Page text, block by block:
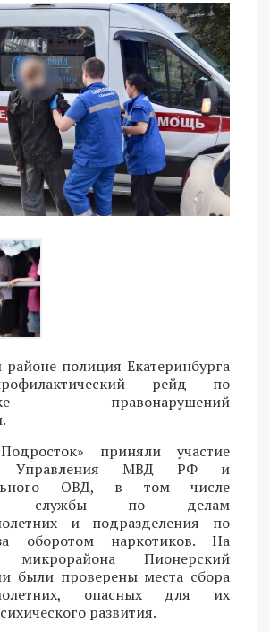
полиция Екатеринбурга
рейд по
правонарушений
приняли участие
Управления МВД РФ и
ОВД, в том числе
службы по делам
и подразделения по
оборотом наркотиков. На
микрорайона Пионерский
были проверены места сбора
опасных для их
развития.